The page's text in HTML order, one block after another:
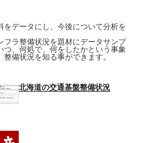
データにし、今後について分析を
フラ整備状況を題材にデータサンプ
、何処で、何をしたかという事象
備状況を知る事ができます。
北海道の交通基盤整備状況